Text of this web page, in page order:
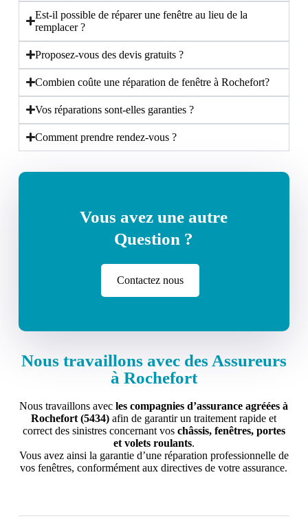
Est-il possible de réparer une fenêtre au lieu de la
remplacer ?
Proposez-vous des devis gratuits ?
Combien coûte une réparation de fenêtre à Rochefort?
Vos réparations sont-elles garanties ?
Comment prendre rendez-vous ?
Vous avez une autre
Question ?
Contactez nous
Nous travaillons avec des Assureurs
à Rochefort
Nous travaillons avec les compagnies d’assurance agréées à
Rochefort (5434)afin de garantir un traitement rapide et
correct des sinistres concernant vos châssis, fenêtres, portes
et volets roulants.
Vous avez ainsi la garantie d’une réparation professionnelle de
vos fenêtres, conformément aux directives de votre assurance.